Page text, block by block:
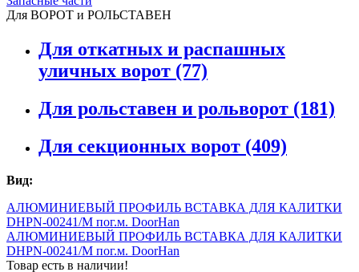
Для ВОРОТ и РОЛЬСТАВЕН
Для откатных и распашных
уличных ворот (77)
Для рольставен и рольворот (181)
Для секционных ворот (409)
Вид:
АЛЮМИНИЕВЫЙ ПРОФИЛЬ ВСТАВКА ДЛЯ КАЛИТКИ
DHPN-00241/M пог.м. DoorHan
АЛЮМИНИЕВЫЙ ПРОФИЛЬ ВСТАВКА ДЛЯ КАЛИТКИ
DHPN-00241/M пог.м. DoorHan
Товар есть в наличии!